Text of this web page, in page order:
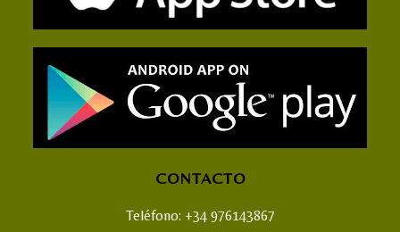
CONTACTO
Teléfono: +34 976143867